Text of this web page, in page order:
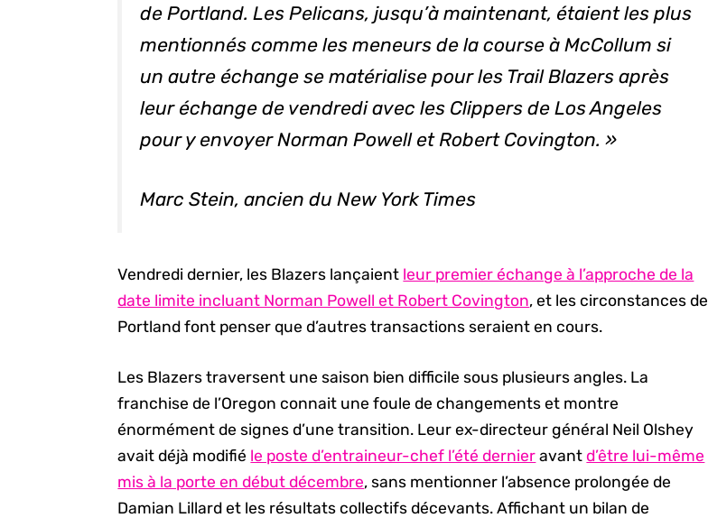
de Portland. Les Pelicans, jusqu’à maintenant, étaient les plus
mentionnés comme les meneurs de la course à McCollum si
un autre échange se matérialise pour les Trail Blazers après
leur échange de vendredi avec les Clippers de Los Angeles
pour y envoyer Norman Powell et Robert Covington. »
Marc Stein, ancien du New York Times
Vendredi dernier, les Blazers lançaient leur premier échange à l’approche de la
date limite incluant Norman Powell et Robert Covington, et les circonstances de
Portland font penser que d’autres transactions seraient en cours.
Les Blazers traversent une saison bien difficile sous plusieurs angles. La
franchise de l’Oregon connait une foule de changements et montre
énormément de signes d’une transition. Leur ex-directeur général Neil Olshey
avait déjà modifié le poste d’entraineur-chef l’été dernier avantd’être lui-même
mis à la porte en début décembre, sans mentionner l’absence prolongée de
Damian Lillard et les résultats collectifs décevants. Affichant un bilan de